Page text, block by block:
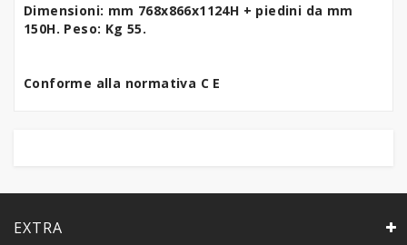
Dimensioni: mm 768x866x1124H + piedini da mm
150H. Peso: Kg 55.
Conforme alla normativa C E
EXTRA